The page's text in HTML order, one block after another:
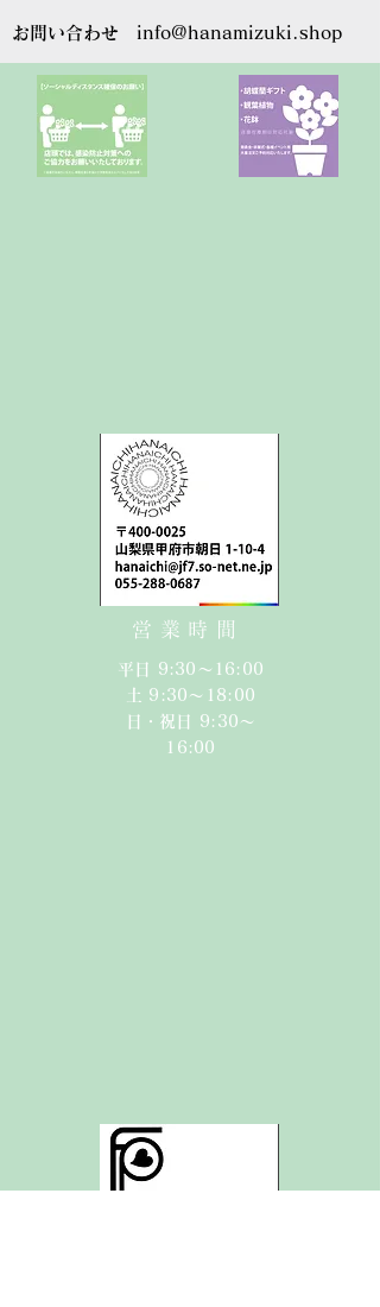
お問い合わせ info@hanamizuki.shop
営業時間
平日 9:30〜16:00
​​土 9:30〜18:00​
日・祝日 9:30〜
16:00